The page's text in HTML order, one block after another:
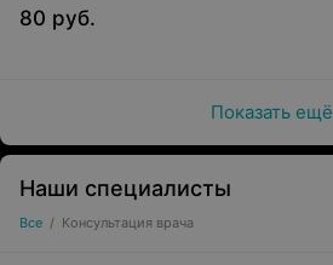
80 руб.
Показать ещё
Наши специалисты
Все / Консультация врача